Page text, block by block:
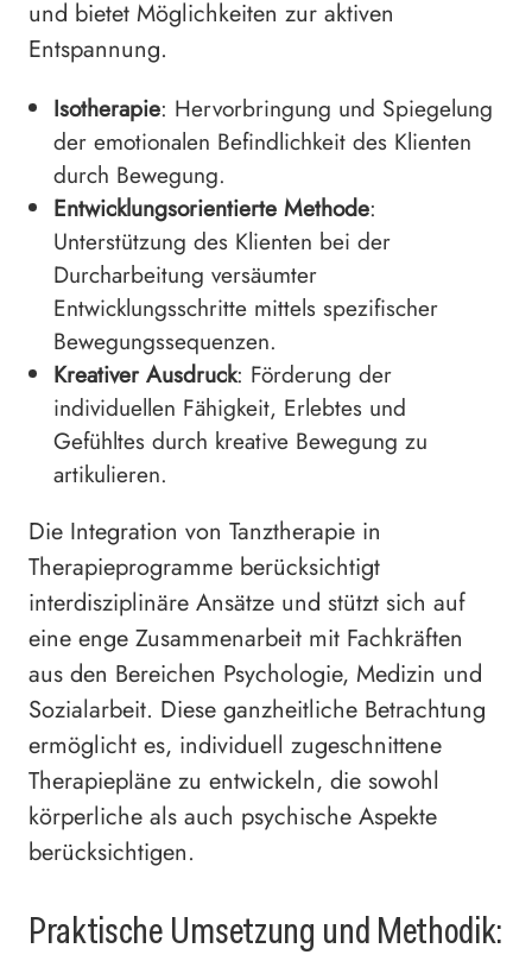
und bietet Möglichkeiten zur aktiven
Entspannung.
Isotherapie: Hervorbringung und Spiegelung
der emotionalen Befindlichkeit des Klienten
durch Bewegung.
Entwicklungsorientierte Methode:
Unterstützung des Klienten bei der
Durcharbeitung versäumter
Entwicklungsschritte mittels spezifischer
Bewegungssequenzen.
Kreativer Ausdruck: Förderung der
individuellen Fähigkeit, Erlebtes und
Gefühltes durch kreative Bewegung zu
artikulieren.
Die Integration von Tanztherapie in
Therapieprogramme berücksichtigt
interdisziplinäre Ansätze und stützt sich auf
eine enge Zusammenarbeit mit Fachkräften
aus den Bereichen Psychologie, Medizin und
Sozialarbeit. Diese ganzheitliche Betrachtung
ermöglicht es, individuell zugeschnittene
Therapiepläne zu entwickeln, die sowohl
körperliche als auch psychische Aspekte
berücksichtigen.
Praktische Umsetzung und Methodik: